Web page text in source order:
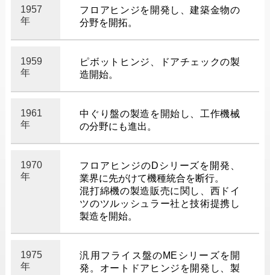
1957
年
フロアヒンジを開発し、建築金物の
分野を開拓。
1959
年
ピボットヒンジ、ドアチェックの製
造開始。
1961
年
中ぐり盤の製造を開始し、工作機械
の分野にも進出。
1970
年
フロアヒンジのDシリーズを開発、
業界に先がけて機種統合を断行。
混打綿機の製造販売に関し、西ドイ
ツのツルッシュラー社と技術提携し
製造を開始。
1975
年
汎用フライス盤のMEシリーズを開
発。オートドアヒンジを開発し、製